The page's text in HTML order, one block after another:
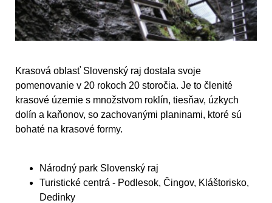
Krasová oblasť Slovenský raj dostala svoje
pomenovanie v 20 rokoch 20 storočia. Je to členité
krasové územie s množstvom roklín, tiesňav, úzkych
dolín a kaňonov, so zachovanými planinami, ktoré sú
bohaté na krasové formy.
Národný park Slovenský raj
Turistické centrá - Podlesok, Čingov, Kláštorisko,
Dedinky